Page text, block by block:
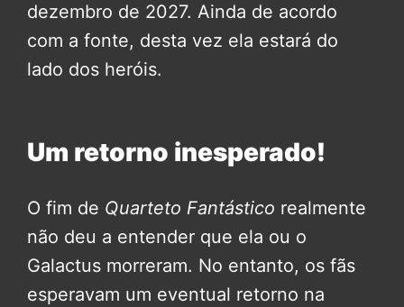
dezembro de 2027. Ainda de acordo
com a fonte, desta vez ela estará do
lado dos heróis.
Um retorno inesperado!
O fim de Quarteto Fantástico realmente
não deu a entender que ela ou o
Galactus morreram. No entanto, os fãs
esperavam um eventual retorno na